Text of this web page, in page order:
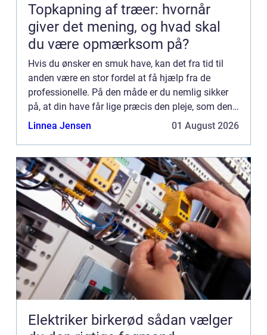
Topkapning af træer: hvornår
giver det mening, og hvad skal
du være opmærksom på?
Hvis du ønsker en smuk have, kan det fra tid til
anden være en stor fordel at få hjælp fra de
professionelle. På den måde er du nemlig sikker
på, at din have får lige præcis den pleje, som den
har brug for. Ved at søge online kan du blandt
Linnea Jensen 01 August 2026
Elektriker birkerød sådan vælger